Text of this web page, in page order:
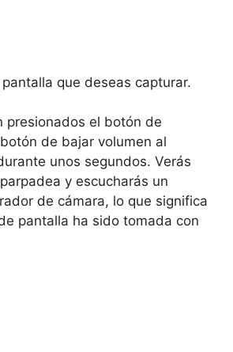
que deseas capturar.
presionados el botón de
de bajar volumen al
unos segundos. Verás
y escucharás un
de cámara, lo que significa
pantalla ha sido tomada con